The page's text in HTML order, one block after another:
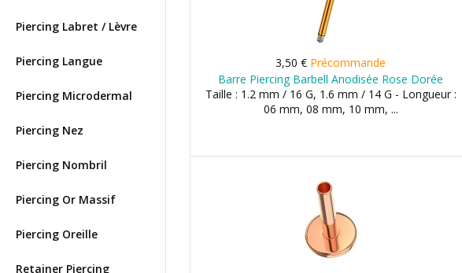
Piercing Labret / Lèvre
Piercing Langue
Piercing Microdermal
Piercing Nez
Piercing Nombril
Piercing Or Massif
Piercing Oreille
Retainer Piercing
3,50 € Précommande
Barre Piercing Barbell Anodisée Rose Dorée
Taille : 1.2 mm / 16 G, 1.6 mm / 14 G - Longueur :
06 mm, 08 mm, 10 mm, ...